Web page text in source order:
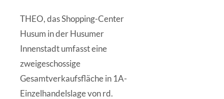
THEO, das Shopping-Center
Husum in der Husumer
Innenstadt umfasst eine
zweigeschossige
Gesamtverkaufsfläche in 1A-
Einzelhandelslage von rd.